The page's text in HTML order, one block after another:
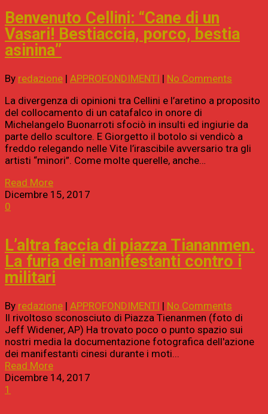
Benvenuto Cellini: “Cane di un
Vasari! Bestiaccia, porco, bestia
asinina”
By redazione | APPROFONDIMENTI | No Comments
La divergenza di opinioni tra Cellini e l’aretino a proposito
del collocamento di un catafalco in onore di
Michelangelo Buonarroti sfociò in insulti ed ingiurie da
parte dello scultore. E Giorgetto il botolo si vendicò a
freddo relegando nelle Vite l’irascibile avversario tra gli
artisti “minori”. Come molte querelle, anche…
Read More
Dicembre 15, 2017
0
L’altra faccia di piazza Tiananmen.
La furia dei manifestanti contro i
militari
By redazione | APPROFONDIMENTI | No Comments
Il rivoltoso sconosciuto di Piazza Tienanmen (foto di
Jeff Widener, AP) Ha trovato poco o punto spazio sui
nostri media la documentazione fotografica dell'azione
dei manifestanti cinesi durante i moti...
Read More
Dicembre 14, 2017
1